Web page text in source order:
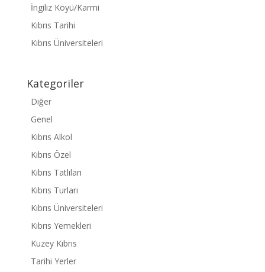
İngiliz Köyü/Karmi
Kıbrıs Tarihi
Kıbrıs Üniversiteleri
Kategoriler
Diğer
Genel
Kıbrıs Alkol
Kıbrıs Özel
Kıbrıs Tatlıları
Kıbrıs Turları
Kıbrıs Üniversiteleri
Kıbrıs Yemekleri
Kuzey Kıbrıs
Tarihi Yerler